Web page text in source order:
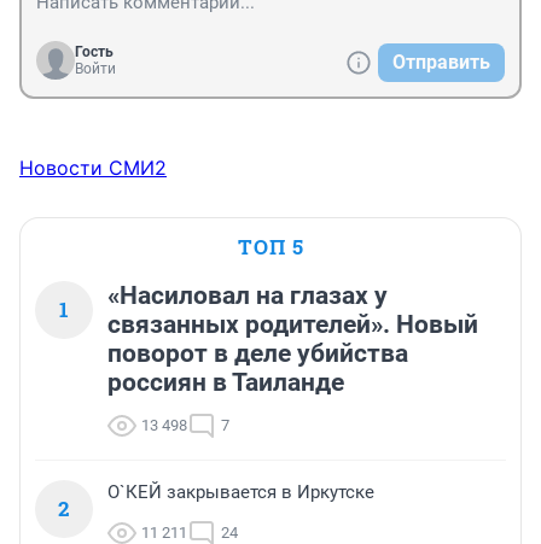
Гость
Войти
Отправить
Новости СМИ2
ТОП 5
1
«Насиловал на глазах у
связанных родителей». Новый
поворот в деле убийства
россиян в Таиланде
13 498 7
2
О`КЕЙ закрывается в Иркутске
11 211 24